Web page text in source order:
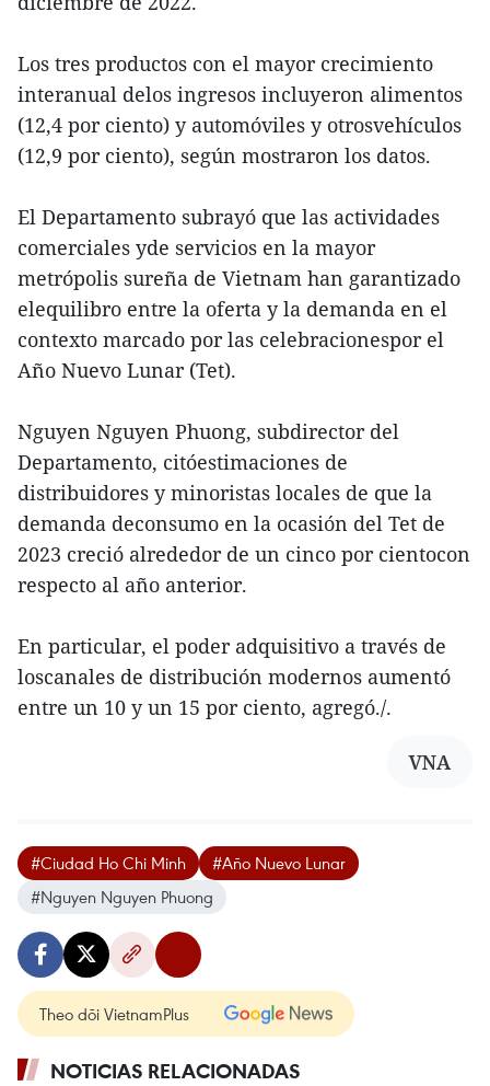
Los tres productos con el mayor crecimiento
interanual delos ingresos incluyeron alimentos
(12,4 por ciento) y automóviles y otrosvehículos
(12,9 por ciento), según mostraron los datos.
El Departamento subrayó que las actividades
comerciales yde servicios en la mayor
metrópolis sureña de Vietnam han garantizado
elequilibro entre la oferta y la demanda en el
contexto marcado por las celebracionespor el
Año Nuevo Lunar (Tet).
Nguyen Nguyen Phuong, subdirector del
Departamento, citóestimaciones de
distribuidores y minoristas locales de que la
demanda deconsumo en la ocasión del Tet de
2023 creció alrededor de un cinco por cientocon
respecto al año anterior.
En particular, el poder adquisitivo a través de
loscanales de distribución modernos aumentó
entre un 10 y un 15 por ciento, agregó./.
VNA
#Ciudad Ho Chi Minh
#Año Nuevo Lunar
#Nguyen Nguyen Phuong
Theo dõi VietnamPlus
NOTICIAS RELACIONADAS